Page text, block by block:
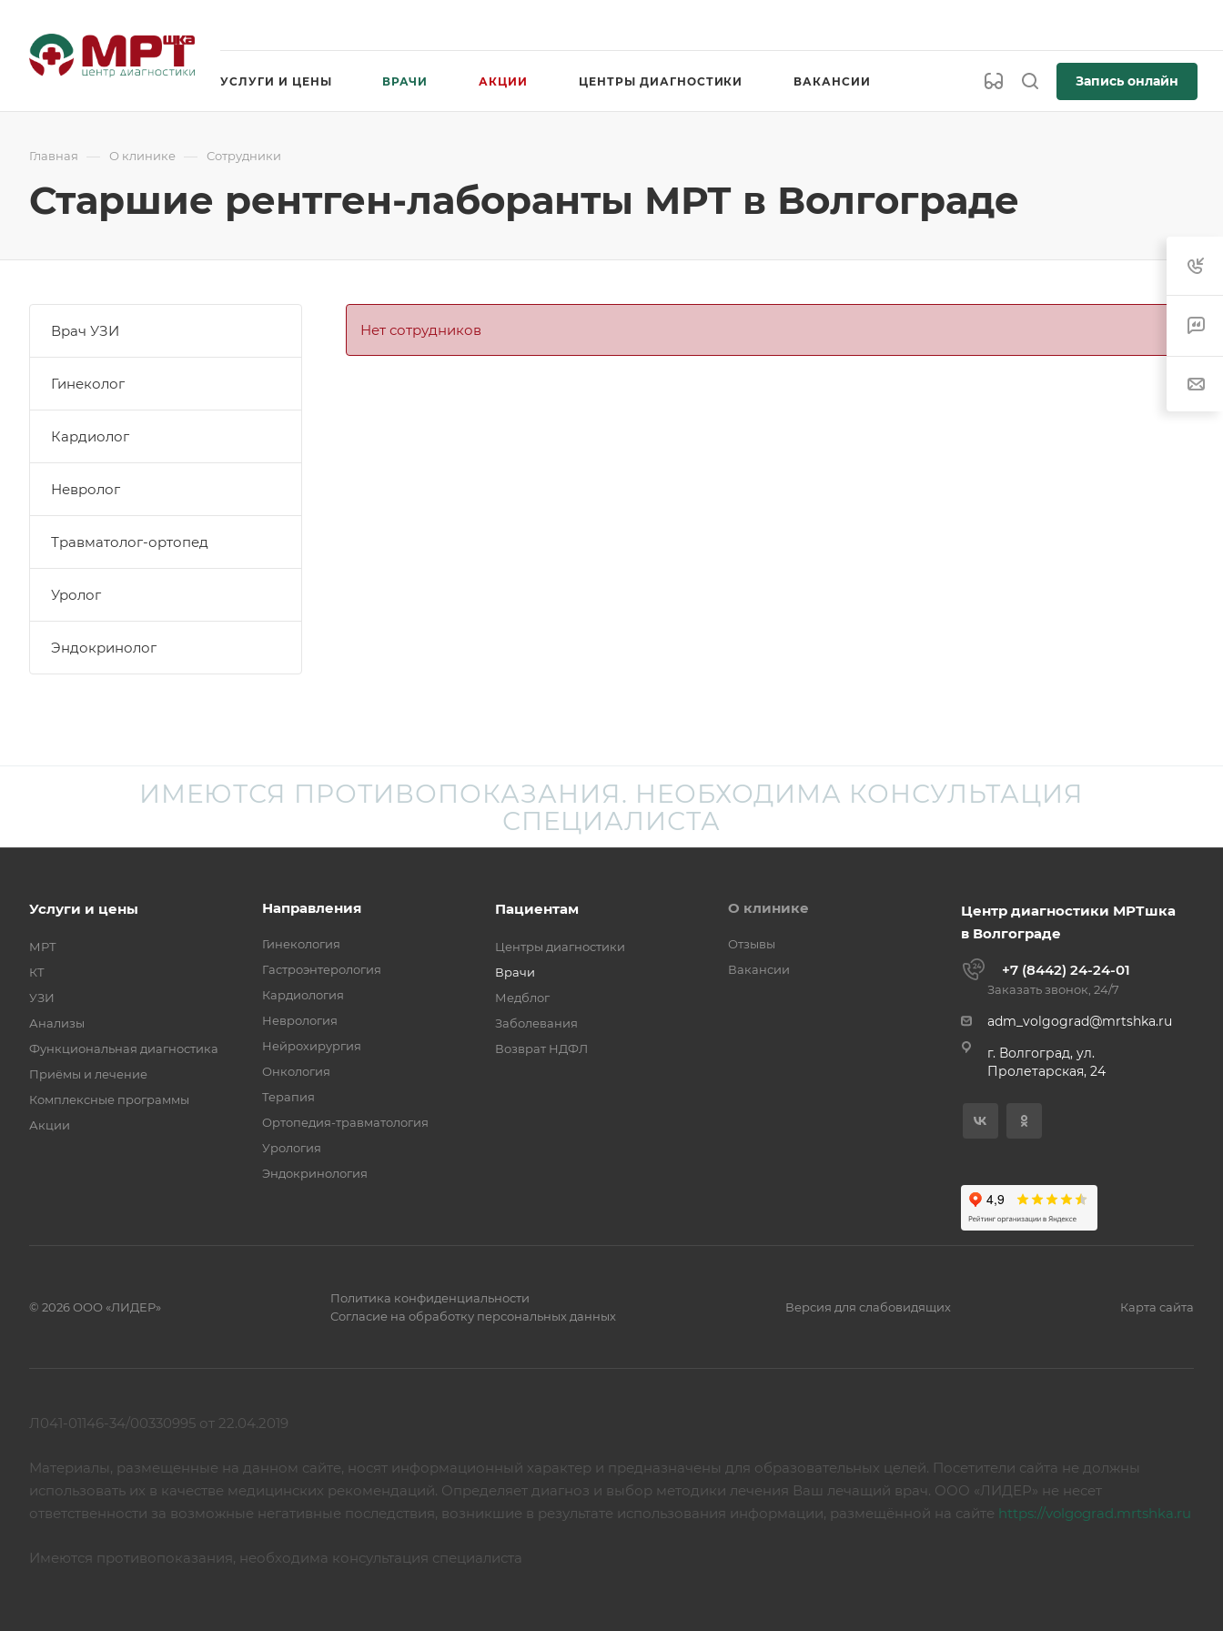
УСЛУГИ И ЦЕНЫ ВРАЧИ АКЦИИ ЦЕНТРЫ ДИАГНОСТИКИ ВАКАНСИИ Запись онлайн
Главная — О клинике — Сотрудники
Старшие рентген-лаборанты МРТ в Волгограде
Нет сотрудников
Врач УЗИ
Гинеколог
Кардиолог
Невролог
Травматолог-ортопед
Уролог
Эндокринолог
ИМЕЮТСЯ ПРОТИВОПОКАЗАНИЯ. НЕОБХОДИМА КОНСУЛЬТАЦИЯ
СПЕЦИАЛИСТА
Услуги и цены
МРТ
КТ
УЗИ
Анализы
Функциональная диагностика
Приёмы и лечение
Комплексные программы
Акции
Направления
Гинекология
Гастроэнтерология
Кардиология
Неврология
Нейрохирургия
Онкология
Терапия
Ортопедия-травматология
Урология
Эндокринология
Пациентам
Центры диагностики
Врачи
Медблог
Заболевания
Возврат НДФЛ
О клинике
Отзывы
Вакансии
Центр диагностики МРТшка
в Волгограде
+7 (8442) 24-24-01
Заказать звонок, 24/7
adm_volgograd@mrtshka.ru
г. Волгоград, ул.
Пролетарская, 24
© 2026 ООО «ЛИДЕР»
Политика конфиденциальности
Согласие на обработку персональных данных
Версия для слабовидящих Карта сайта
Л041-01146-34/00330995 от 22.04.2019
Материалы, размещенные на данном сайте, носят информационный характер и предназначены для образовательных целей. Посетители сайта не должны
использовать их в качестве медицинских рекомендаций. Определяет диагноз и выбор методики лечения Ваш лечащий врач. ООО «ЛИДЕР» не несет
ответственности за возможные негативные последствия, возникшие в результате использования информации, размещённой на сайте https://volgograd.mrtshka.ru
Имеются противопоказания, необходима консультация специалиста